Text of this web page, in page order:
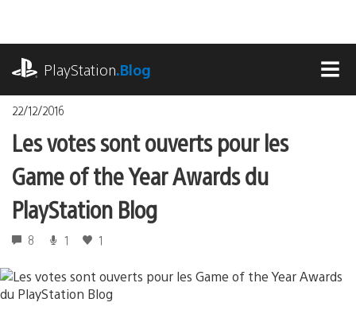
contenu
PlayStation.Blog
22/12/2016
Les votes sont ouverts pour les
Game of the Year Awards du
PlayStation Blog
8 1 1